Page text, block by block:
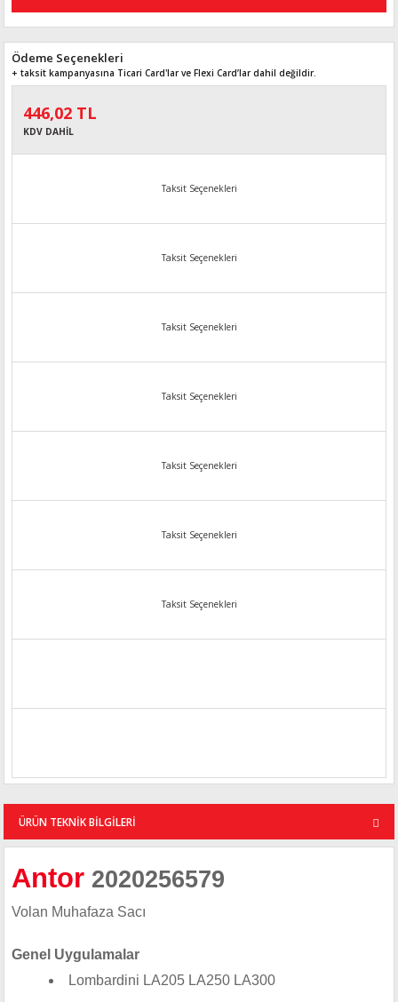
Ödeme Seçenekleri
+ taksit kampanyasına Ticari Card'lar ve Flexi Card’lar dahil değildir.
446,02 TL
KDV DAHİL
Taksit Seçenekleri
Taksit Seçenekleri
Taksit Seçenekleri
Taksit Seçenekleri
Taksit Seçenekleri
Taksit Seçenekleri
Taksit Seçenekleri
ÜRÜN TEKNİK BİLGİLERİ
Antor 2020256579
Volan Muhafaza Sacı
Genel Uygulamalar
Lombardini LA205 LA250 LA300